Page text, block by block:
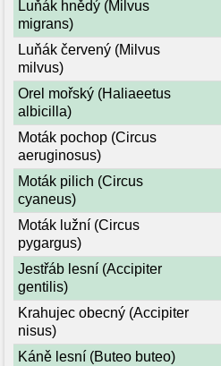
Luňák hnědý (Milvus
migrans)
Luňák červený (Milvus
milvus)
Orel mořský (Haliaeetus
albicilla)
Moták pochop (Circus
aeruginosus)
Moták pilich (Circus
cyaneus)
Moták lužní (Circus
pygargus)
Jestřáb lesní (Accipiter
gentilis)
Krahujec obecný (Accipiter
nisus)
Káně lesní (Buteo buteo)